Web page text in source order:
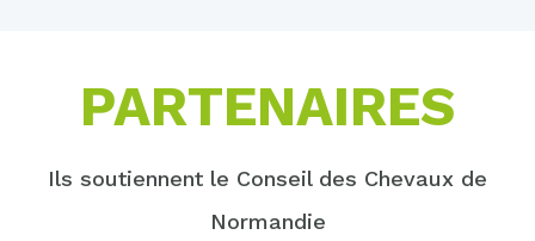
PARTENAIRES
Ils soutiennent le Conseil des Chevaux de
Normandie